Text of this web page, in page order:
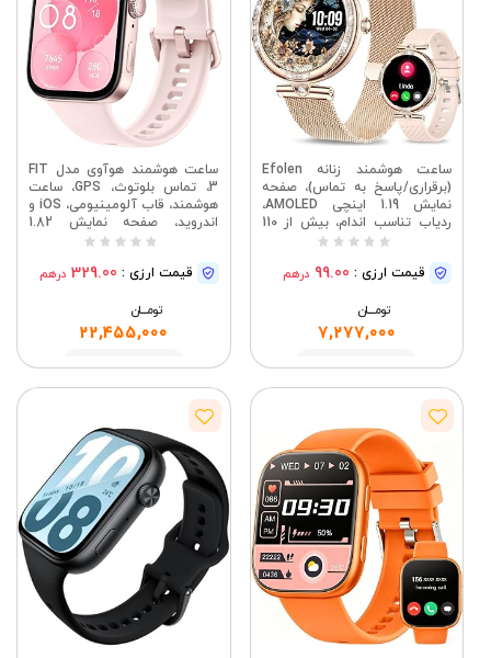
ساعت هوشمند زنانه Efolen
(برقراری/پاسخ به تماس)، صفحه
نمایش 1.19 اینچی AMOLED،
ردیاب تناسب اندام، بیش از 110
حالت ورزشی، ضد آب، دارای
خون/ضربان قلب/مانیتور خواب،
قیمت ارزی : 99.00 درهم
تومــــــان
7,277,000
مشاهده
ساعت هوشمند هوآوی مدل FIT
3، تماس بلوتوث، GPS، ساعت
هوشمند، قاب آلومینیومی، iOS و
اندروید، صفحه نمایش 1.82
تناسب اندام، صورتی | ساعت
نازک، تماس بلوتوث، عمر باتری تا
قیمت ارزی : 329.00 درهم
تومــــــان
22,455,000
مشاهده